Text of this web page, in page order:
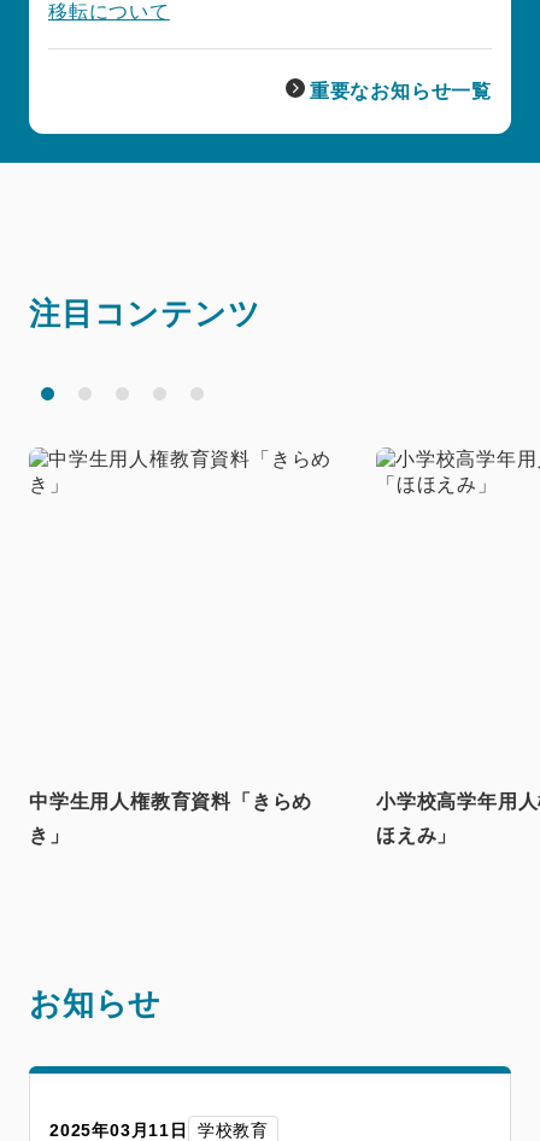
移転について
重要なお知らせ一覧
注目コンテンツ
中学生用人権教育資料「きらめ
き」
小学校高学年用
ほえみ」
お知らせ
2025年03月11日 学校教育